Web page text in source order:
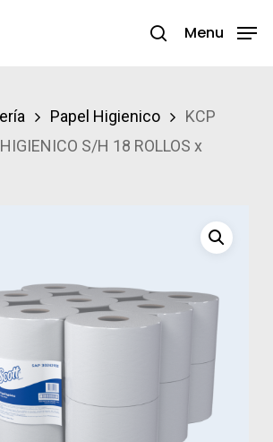
search
Menu
Papel Higienico
KCP
S/H 18 ROLLOS x